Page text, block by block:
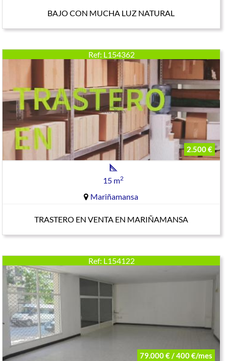
BAJO CON MUCHA LUZ NATURAL
Ref: L154362
2.500 €
15 m2
Mariñamansa
TRASTERO EN VENTA EN MARIÑAMANSA
Ref: L154122
79.000 € / 400 €/mes